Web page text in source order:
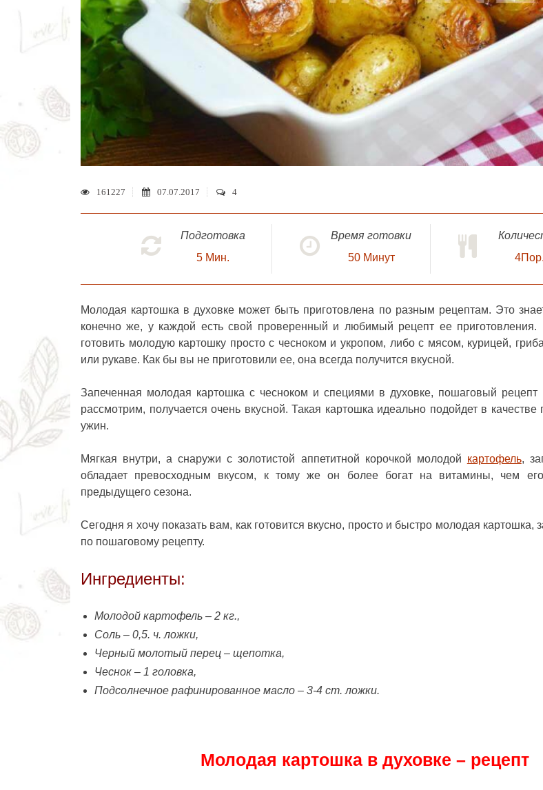
161227 07.07.2017 4
Подготовка
5 Мин.
Время готовки
50 Минут
4Пор.
Молодая картошка в духовке может быть приготовлена по разным рецептам. Это
конечно же, у каждой есть свой проверенный и любимый рецепт ее приготовления.
готовить молодую картошку просто с чесноком и укропом, либо с мясом, курицей,
или рукаве. Как бы вы не приготовили ее, она всегда получится вкусной.
Запеченная молодая картошка с чесноком и специями в духовке, пошаговый рецепт
рассмотрим, получается очень вкусной. Такая картошка идеально подойдет в
ужин.
Мягкая внутри, а снаружи с золотистой аппетитной корочкой молодой картофель,
обладает превосходным вкусом, к тому же он более богат на витамины, чем
предыдущего сезона.
Сегодня я хочу показать вам, как готовится вкусно, просто и быстро молодая картошка,
по пошаговому рецепту.
Ингредиенты:
Молодой картофель – 2 кг.,
Соль – 0,5. ч. ложки,
Черный молотый перец – щепотка,
Чеснок – 1 головка,
Подсолнечное рафинированное масло – 3-4 ст. ложки.
Молодая картошка в духовке – рецепт